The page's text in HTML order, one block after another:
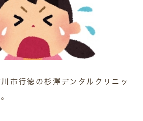
市行徳の杉澤デンタルクリニッ